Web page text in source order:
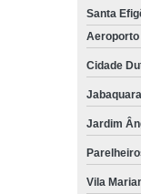
Santa
Aeroporto
Cidade
Jabaquara
Jardim
Vila